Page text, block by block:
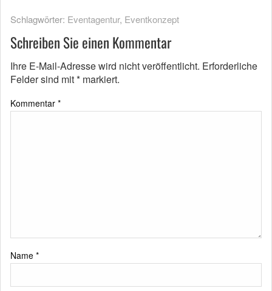
Schlagwörter: Eventagentur, Eventkonzept
Schreiben Sie einen Kommentar
Ihre E-Mail-Adresse wird nicht veröffentlicht. Erforderliche
Felder sind mit* markiert.
Kommentar *
Name *